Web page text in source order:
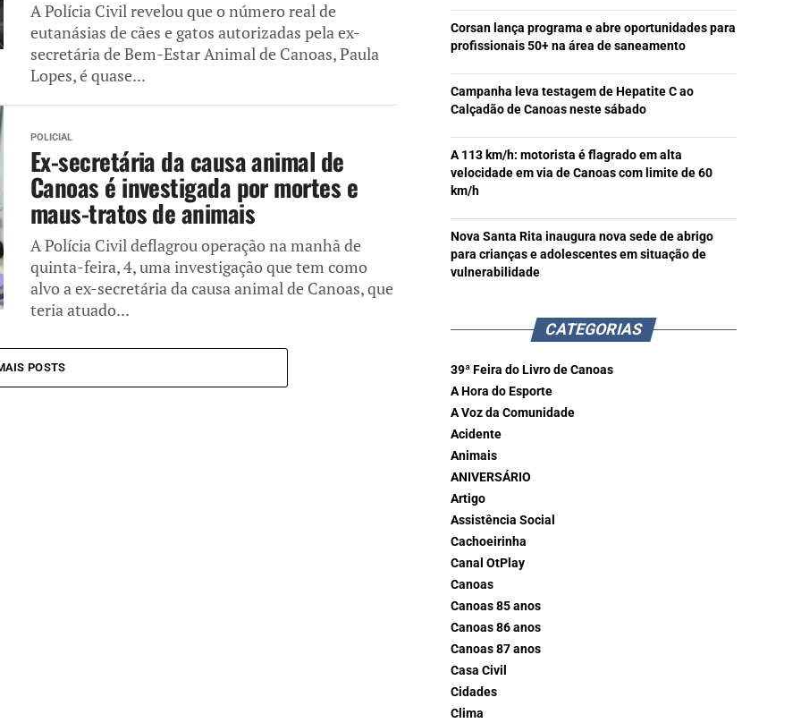
A Polícia Civil revelou que o número real de
eutanásias de cães e gatos autorizadas pela ex-
secretária de Bem-Estar Animal de Canoas, Paula
Lopes, é quase...
POLICIAL
Ex-secretária da causa animal de
Canoas é investigada por mortes e
maus-tratos de animais
A Polícia Civil deflagrou operação na manhã de
quinta-feira, 4, uma investigação que tem como
alvo a ex-secretária da causa animal de Canoas, que
teria atuado...
POSTS
Corsan lança programa e abre oportunidades para
profissionais 50+ na área de saneamento
Campanha leva testagem de Hepatite C ao
Calçadão de Canoas neste sábado
A 113 km/h: motorista é flagrado em alta
velocidade em via de Canoas com limite de 60
km/h
Nova Santa Rita inaugura nova sede de abrigo
para crianças e adolescentes em situação de
vulnerabilidade
CATEGORIAS
39ª Feira do Livro de Canoas
A Hora do Esporte
A Voz da Comunidade
Acidente
Animais
ANIVERSÁRIO
Artigo
Assistência Social
Cachoeirinha
Canal OtPlay
Canoas
Canoas 85 anos
Canoas 86 anos
Canoas 87 anos
Casa Civil
Cidades
Clima